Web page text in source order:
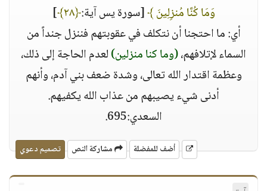
وَمَا كُنَّا مُنزِلِينَ ﴾[سورة يس آية:﴿٢٨﴾
]
أي: ما احتجنا أن نتكلف في عقوبتهم فننزل جنداً من
السماء لإتلافهم،(وما كنا منزلين)لعدم الحاجة إلى ذلك،
وعظمة اقتدار الله تعالى، وشدة ضعف بني آدم، وأنهم
أدنى شيء يصيبهم من عذاب الله يكفيهم.
السعدي:695.
أضف للمفضلة مشاركة النص تصميم دعوي